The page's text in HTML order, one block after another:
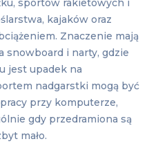
sportów rakietowych i
kajaków oraz
Znaczenie mają
snowboard i narty, gdzie
jest upadek na
nadgarstki mogą być
przy komputerze,
gdy przedramiona są
mało.